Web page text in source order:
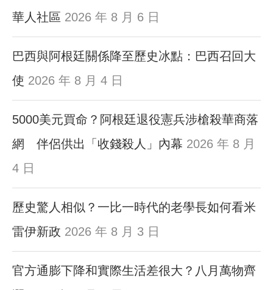
華人社區 2026 年 8 月 6 日
巴西與阿根廷關係降至歷史冰點：巴西召回大
使 2026 年 8 月 4 日
5000美元買命？阿根廷退役憲兵涉槍殺華商落
網 伴侶供出「收錢殺人」內幕 2026 年 8 月
4 日
歷史驚人相似？一比一時代的老學長如何看米
雷伊新政 2026 年 8 月 3 日
官方通膨下降和實際生活差很大？八月萬物齊